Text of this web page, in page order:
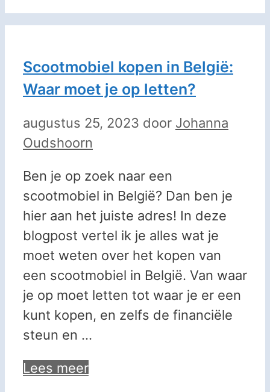
Scootmobiel kopen in België:
Waar moet je op letten?
augustus 25, 2023 door Johanna
Oudshoorn
Ben je op zoek naar een
scootmobiel in België? Dan ben je
hier aan het juiste adres! In deze
blogpost vertel ik je alles wat je
moet weten over het kopen van
een scootmobiel in België. Van waar
je op moet letten tot waar je er een
kunt kopen, en zelfs de financiële
steun en …
Lees meer